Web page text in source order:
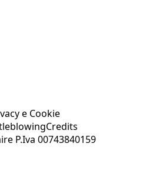
e Cookie
Credits
P.Iva 00743840159